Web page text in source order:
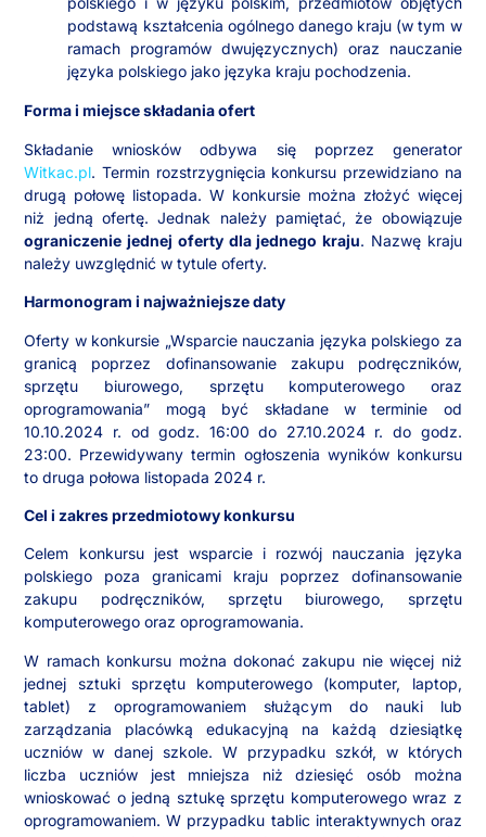
podstawą kształcenia ogólnego danego kraju (w tym w
ramach programów dwujęzycznych) oraz nauczanie
języka polskiego jako języka kraju pochodzenia.
Forma i miejsce składania ofert
Składanie wniosków odbywa się poprzez generator
Witkac.pl. Termin rozstrzygnięcia konkursu przewidziano na
drugą połowę listopada. W konkursie można złożyć więcej
niż jedną ofertę. Jednak należy pamiętać, że obowiązuje
ograniczenie jednej oferty dla jednego kraju. Nazwę kraju
należy uwzględnić w tytule oferty.
Harmonogram i najważniejsze daty
Oferty w konkursie „Wsparcie nauczania języka polskiego za
granicą poprzez dofinansowanie zakupu podręczników,
sprzętu biurowego, sprzętu komputerowego oraz
oprogramowania” mogą być składane w terminie od
10.10.2024 r. od godz. 16:00 do 27.10.2024 r. do godz.
23:00. Przewidywany termin ogłoszenia wyników konkursu
to druga połowa listopada 2024 r.
Cel i zakres przedmiotowy konkursu
Celem konkursu jest wsparcie i rozwój nauczania języka
polskiego poza granicami kraju poprzez dofinansowanie
zakupu podręczników, sprzętu biurowego, sprzętu
komputerowego oraz oprogramowania.
W ramach konkursu można dokonać zakupu nie więcej niż
jednej sztuki sprzętu komputerowego (komputer, laptop,
tablet) z oprogramowaniem służącym do nauki lub
zarządzania placówką edukacyjną na każdą dziesiątkę
uczniów w danej szkole. W przypadku szkół, w których
liczba uczniów jest mniejsza niż dziesięć osób można
wnioskować o jedną sztukę sprzętu komputerowego wraz z
oprogramowaniem. W przypadku tablic interaktywnych oraz